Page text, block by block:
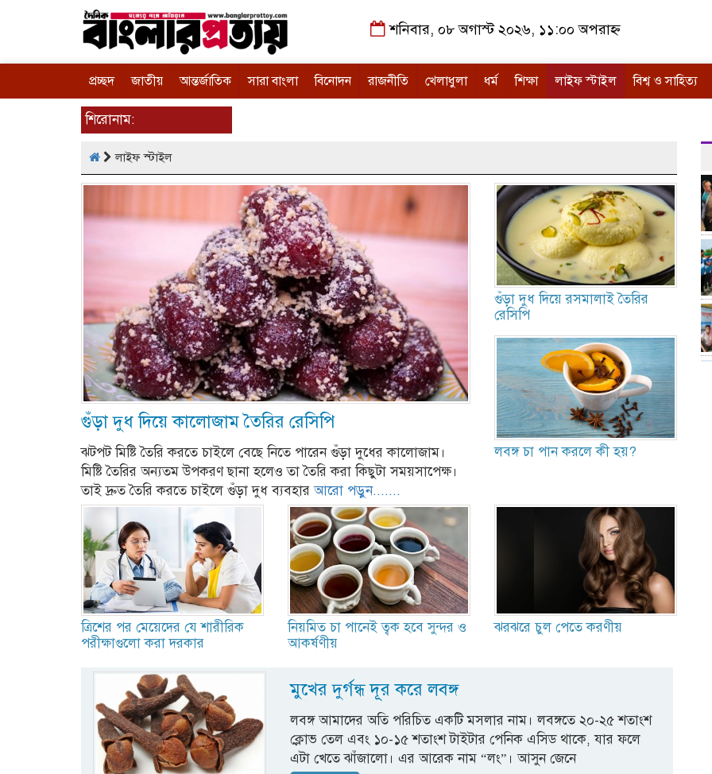
শনিবার, ০৮ অগাস্ট ২০২৬, ১১:০০ অপরাহ্ন
প্রচ্ছদ জাতীয় আন্তর্জাতিক সারা বাংলা বিনোদন রাজনীতি খেলাধুলা ধর্ম শিক্ষা লাইফ স্টাইল বিশ্ব ও সাহিত্য
শিরোনাম:
লাইফ স্টাইল
গুঁড়া দুধ দিয়ে কালোজাম তৈরির রেসিপি
ঝটপট মিষ্টি তৈরি করতে চাইলে বেছে নিতে পারেন গুঁড়া দুধের কালোজাম।
মিষ্টি তৈরির অন্যতম উপকরণ ছানা হলেও তা তৈরি করা কিছুটা সময়সাপেক্ষ।
তাই দ্রুত তৈরি করতে চাইলে গুঁড়া দুধ ব্যবহারআরো পড়ুন.......
গুঁড়া দুধ দিয়ে রসমালাই তৈরির
রেসিপি
লবঙ্গ চা পান করলে কী হয়?
ত্রিশের পর মেয়েদের যে শারীরিক
পরীক্ষাগুলো করা দরকার
নিয়মিত চা পানেই ত্বক হবে সুন্দর ও
আকর্ষণীয়
ঝরঝরে চুল পেতে করণীয়
মুখের দুর্গন্ধ দূর করে লবঙ্গ
লবঙ্গ আমাদের অতি পরিচিত একটি মসলার নাম। লবঙ্গতে ২০-২৫ শতাংশ
ক্লোভ তেল এবং ১০-১৫ শতাংশ টাইটার পেনিক এসিড থাকে, যার ফলে
এটা খেতে ঝাঁজালো। এর আরেক নাম “লং”। আসুন জেনে